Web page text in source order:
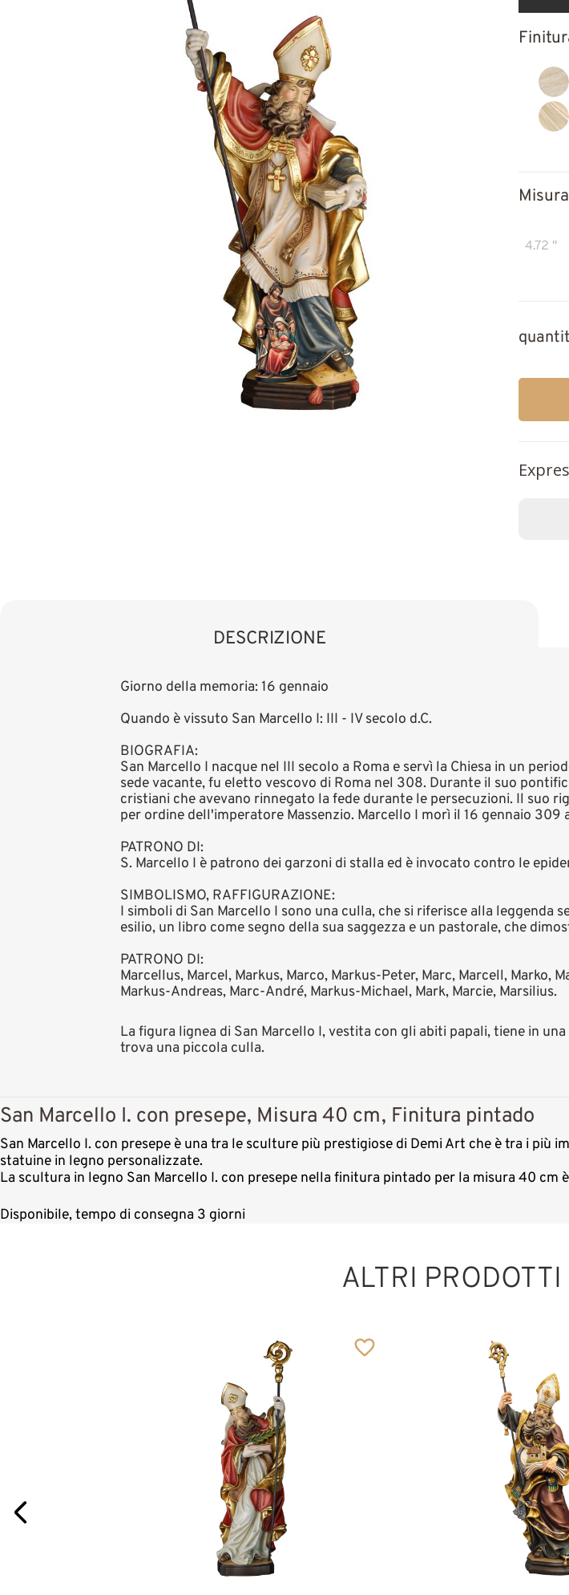
Misura
4.72 "
DESCRIZIONE
Giorno della memoria: 16 gennaio
Quando è vissuto San Marcello I: III - IV secolo d.C.
BIOGRAFIA:
San Marcello I nacque nel III secolo a Roma e servì la Chiesa in un
sede vacante, fu eletto vescovo di Roma nel 308. Durante il suo
cristiani che avevano rinnegato la fede durante le persecuzioni. Il suo
per ordine dell'imperatore Massenzio. Marcello I morì il 16 gennaio 309
PATRONO DI:
S. Marcello I è patrono dei garzoni di stalla ed è invocato contro le
SIMBOLISMO, RAFFIGURAZIONE:
I simboli di San Marcello I sono una culla, che si riferisce alla
esilio, un libro come segno della sua saggezza e un pastorale, che
PATRONO DI:
Marcellus, Marcel, Markus, Marco, Markus-Peter, Marc, Marcell, Marko,
Markus-Andreas, Marc-André, Markus-Michael, Mark, Marcie, Marsilius.
La figura lignea di San Marcello I, vestita con gli abiti papali, tiene in
trova una piccola culla.
San Marcello I. con presepe, Misura 40 cm, Finitura pintado
San Marcello I. con presepe è una tra le sculture più prestigiose di Demi Art che è tra i
statuine in legno personalizzate.
La scultura in legno San Marcello I. con presepe nella finitura pintado per la misura 40 cm
Disponibile, tempo di consegna 3 giorni
ALTRI